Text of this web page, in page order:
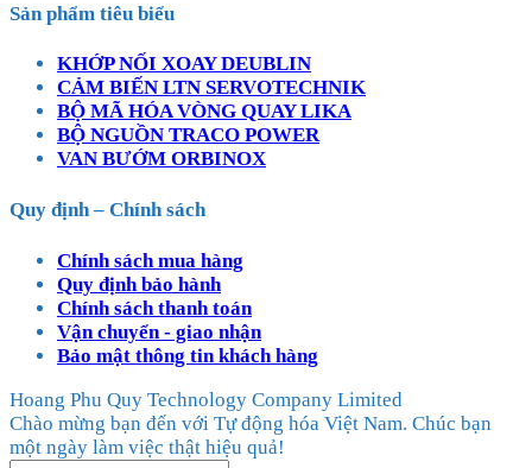
Sản phẩm tiêu biểu
KHỚP NỐI XOAY DEUBLIN
CẢM BIẾN LTN SERVOTECHNIK
BỘ MÃ HÓA VÒNG QUAY LIKA
BỘ NGUỒN TRACO POWER
VAN BƯỚM ORBINOX
Quy định – Chính sách
Chính sách mua hàng
Quy định bảo hành
Chính sách thanh toán
Vận chuyển - giao nhận
Bảo mật thông tin khách hàng
Hoang Phu Quy Technology Company Limited
Chào mừng bạn đến với Tự động hóa Việt Nam. Chúc bạn
một ngày làm việc thật hiệu quả!